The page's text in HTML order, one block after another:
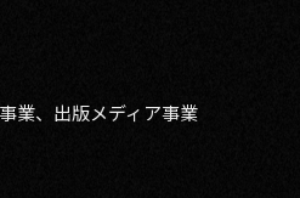
業、出版メディア事業